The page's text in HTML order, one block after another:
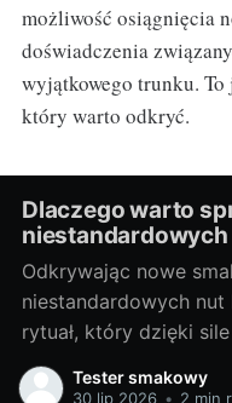
możliwość osiągnięcia
doświadczenia
wyjątkowego trunku.
który warto odkryć.
Dlaczego warto
Odkrywając nowe
niestandardowych
rytuał, który dzięki
rozbudzić nas do
wyobraża sobie startu
Tester smakowy
30 lip 2026 • 2 min